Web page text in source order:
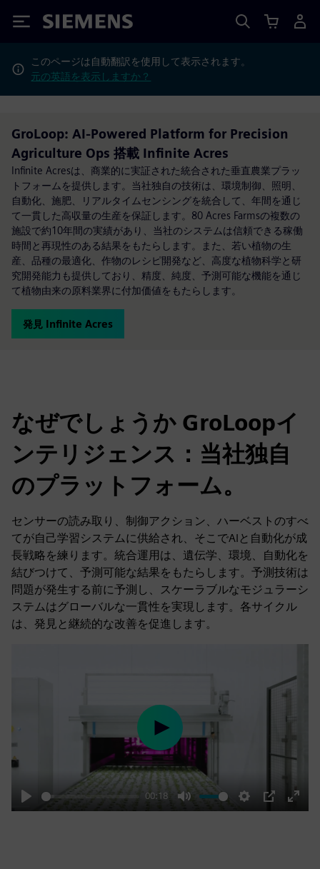
Siemens
このページは自動翻訳を使用して表示されます。
元の英語を表示しますか？
GroLoop: AI-Powered Platform for Precision
Agriculture Ops 搭載 Infinite Acres
Infinite Acresは、商業的に実証された統合された垂直農業プラッ
トフォームを提供します。当社独自の技術は、環境制御、照明、
自動化、施肥、リアルタイムセンシングを統合して、年間を通じ
て一貫した高収量の生産を保証します。80 Acres Farmsの複数の
施設で約10年間の実績があり、当社のシステムは信頼できる稼働
時間と再現性のある結果をもたらします。また、若い植物の生
産、品種の最適化、作物のレシピ開発など、高度な植物科学と研
究開発能力も提供しており、精度、純度、予測可能な機能を通じ
て植物由来の原料業界に付加価値をもたらします。
発見 Infinite Acres
なぜでしょうか GroLoopイ
ンテリジェンス：当社独自
のプラットフォーム。
センサーの読み取り、制御アクション、ハーベストのすべ
てが自己学習システムに供給され、そこでAIと自動化が成
長戦略を練ります。統合運用は、遺伝学、環境、自動化を
結びつけて、予測可能な結果をもたらします。予測技術は
問題が発生する前に予測し、スケーラブルなモジュラーシ
ステムはグローバルな一貫性を実現します。各サイクル
は、発見と継続的な改善を促進します。
Play
00:18
Mute Settings
PIP
Enter
Play